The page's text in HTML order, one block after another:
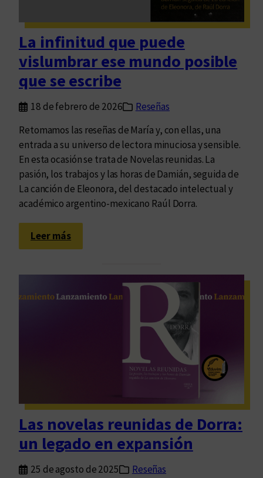
La infinitud que puede
vislumbrar ese mundo posible
que se escribe
18 de febrero de 2026
Reseñas
Retomamos las reseñas de María y, con ellas, una
entrada a su universo de lectora minuciosa y sensible.
En esta ocasión se trata de Novelas reunidas. La
pasión, los trabajos y las horas de Damián, seguida de
La canción de Eleonora, del destacado intelectual y
académico argentino-mexicano Raúl Dorra.
Leer más:
L
n
q
u
e
p
u
Las novelas reunidas de Dorra:
un legado en expansión
25 de agosto de 2025
Reseñas